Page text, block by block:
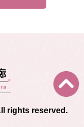
rights reserved.